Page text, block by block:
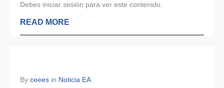
Debes iniciar sesión para ver este contenido.
READ MORE
By ceees in Noticia EA